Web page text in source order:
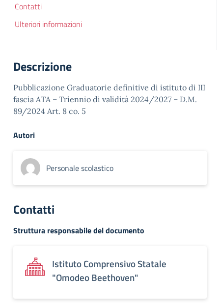
Contatti
Ulteriori informazioni
Descrizione
Pubblicazione Graduatorie definitive di istituto di III
fascia ATA – Triennio di validità 2024/2027 – D.M.
89/2024 Art. 8 co. 5
Autori
Personale scolastico
Contatti
Struttura responsabile del documento
Istituto Comprensivo Statale
"Omodeo Beethoven"